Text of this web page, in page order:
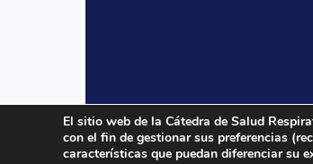
2024 © Cátedra UB de
El sitio web de la Cátedra de Salud
con el fin de gestionar sus preferencias
características que puedan diferenciar su